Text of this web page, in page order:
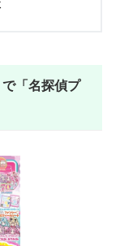
「名探偵プ